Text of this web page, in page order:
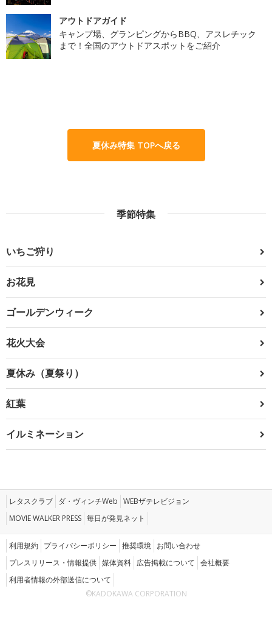
アウトドアガイド
キャンプ場、グランピングからBBQ、アスレチック
まで！全国のアウトドアスポットをご紹介
夏休み特集 TOPへ戻る
季節特集
いちご狩り
お花見
ゴールデンウィーク
花火大会
夏休み（夏祭り）
紅葉
イルミネーション
レタスクラブ ダ・ヴィンチWeb WEBザテレビジョン
MOVIE WALKER PRESS 毎日が発見ネット
利用規約 プライバシーポリシー 推奨環境 お問い合わせ
プレスリリース・情報提供 媒体資料 広告掲載について 会社概要
利用者情報の外部送信について
©KADOKAWA CORPORATION